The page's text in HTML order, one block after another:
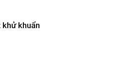
khuẩn